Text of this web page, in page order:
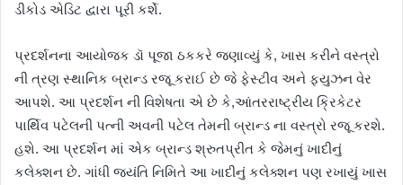
ડીકોડ એડિટ દ્વારા પૂરી કર્શે.
પ્રદર્શનના આયોજક ડૉ પૂજા ઠકકરે જણાવ્યું કે, ખાસ કરીને વસ્ત્રો
ની ત્રણ સ્થાનિક બ્રાન્ડ રજૂ કરાઈ છે જે ફેસ્ટીવ અને ફ્યુઝન વેર
આપશે. આ પ્રદર્શન ની વિશેષતા એ છે કે,આંતરરાષ્ટ્રીય ક્રિકેટર
પાર્થિવ પટેલની પત્ની અવની પટેલ તેમની બ્રાન્ડ ના વસ્ત્રો રજૂ કરશે.
હશે. આ પ્રદર્શન માં એક બ્રાન્ડ શ્રુતપ્રીત કે જેમનું ખાદીનું
કલેક્શન છે. ગાંધી જયંતિ નિમિતે આ ખાદીનું કલેક્શન પણ રખાયું ખાસ